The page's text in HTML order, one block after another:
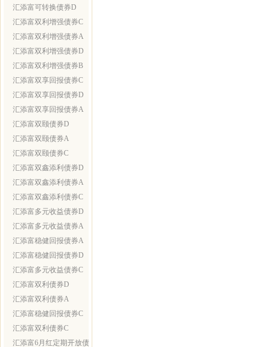
汇添富可转换债券D
汇添富双利增强债券C
汇添富双利增强债券A
汇添富双利增强债券D
汇添富双利增强债券B
汇添富双享回报债券C
汇添富双享回报债券D
汇添富双享回报债券A
汇添富双颐债券D
汇添富双颐债券A
汇添富双颐债券C
汇添富双鑫添利债券D
汇添富双鑫添利债券A
汇添富双鑫添利债券C
汇添富多元收益债券D
汇添富多元收益债券A
汇添富稳健回报债券A
汇添富稳健回报债券D
汇添富多元收益债券C
汇添富双利债券D
汇添富双利债券A
汇添富稳健回报债券C
汇添富双利债券C
汇添富6月红定期开放债